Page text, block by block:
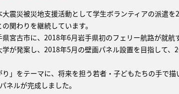
震災被災地支援活動として学生ボランティアの派遣
関わりを継続しています。
宮古市に、2018年6月岩手県初のフェリー航路が就
が発案し、2018年5月の壁画パネル設置を目指して
り」をテーマに、将来を担う若者・子どもたちの手
ネルが完成しました。